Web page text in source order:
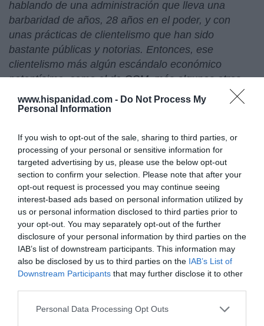
www.hispanidad.com - Do Not Process My
Personal Information
If you wish to opt-out of the sale, sharing to third parties, or
processing of your personal or sensitive information for
targeted advertising by us, please use the below opt-out
section to confirm your selection. Please note that after your
opt-out request is processed you may continue seeing
interest-based ads based on personal information utilized by
us or personal information disclosed to third parties prior to
your opt-out. You may separately opt-out of the further
disclosure of your personal information by third parties on the
IAB’s list of downstream participants. This information may
also be disclosed by us to third parties on the IAB’s List of
Downstream Participants that may further disclose it to other
Personal Data Processing Opt Outs
hablando de una administración que lleva una
barbaridad de años, 28 años en el poder, y con
unas prácticas de clientelismo que han sido
bastante públicas y notorias. Entonces, ese
clientelismo más algún escándalo económico
potentísimo, como el de CCM, más algunos otros
elementos que ponen la duda", "creo que Barreda
tenía que haberse esforzado mucho más en la
demasiado clientelismo y demasiado chanchullo
larvado".
Carmen Gurruchaga (tertuliana 13 TV): "La
señora Cospedal está atada de manos cuando
llegue, o sea, tendrá que inventar algo"
La también tertuliana de 13 TV Carmen Gurruchaga
daba datos: "La señora Araujo es la que tiene que
dar los papeles". "En deuda hay 1.500 millones para
comunidad de Castilla la Mancha tenía el año